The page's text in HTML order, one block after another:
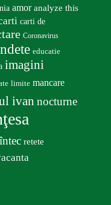
amor analyze this
carti de
Coronavirus
educatie
imagini
limite mancare
ivan nocturne
retete